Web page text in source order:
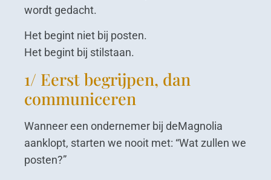
wordt gedacht.
Het begint niet bij posten.
Het begint bij stilstaan.
1/ Eerst begrijpen, dan
communiceren
Wanneer een ondernemer bij deMagnolia
aanklopt, starten we nooit met: “Wat zullen we
posten?”